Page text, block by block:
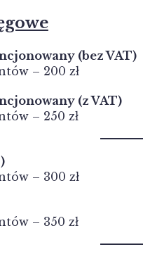
(bez VAT)
– 200 zł
(z VAT)
– 250 zł
– 300 zł
– 350 zł